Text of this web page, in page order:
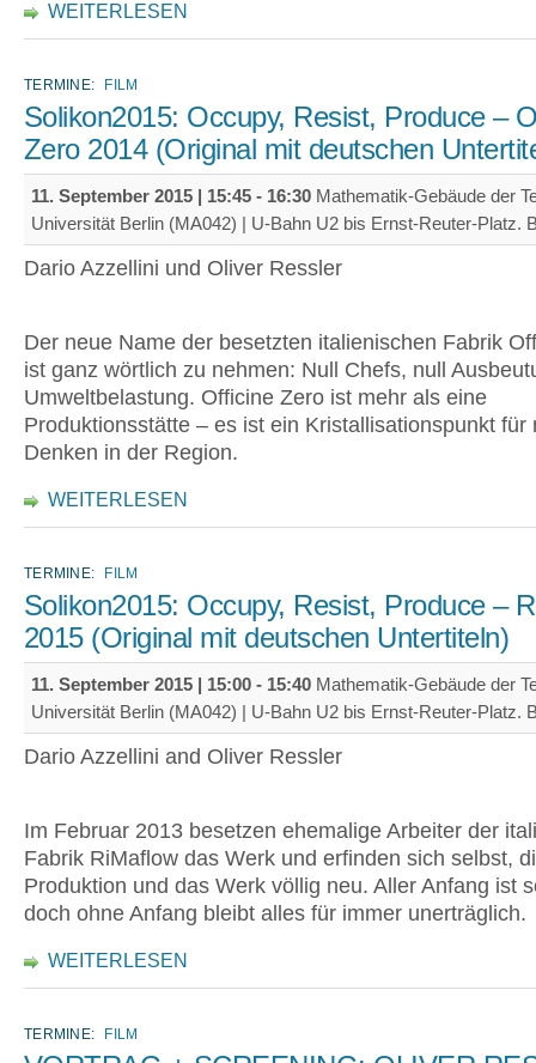
WEITERLESEN
TERMINE: FILM
Solikon2015: Occupy, Resist, Produce –
Zero 2014 (Original mit deutschen
11. September 2015 | 15:45 - 16:30 Mathematik-Gebäude der
Universität Berlin (MA042) | U-Bahn U2 bis Ernst-Reuter-Platz.
Dario Azzellini und Oliver Ressler
Der neue Name der besetzten italienischen Fabrik
ist ganz wörtlich zu nehmen: Null Chefs, null
Umweltbelastung. Officine Zero ist mehr als eine
Produktionsstätte – es ist ein Kristallisationspunkt für
Denken in der Region.
WEITERLESEN
TERMINE: FILM
Solikon2015: Occupy, Resist, Produce –
2015 (Original mit deutschen Untertiteln)
11. September 2015 | 15:00 - 15:40 Mathematik-Gebäude der
Universität Berlin (MA042) | U-Bahn U2 bis Ernst-Reuter-Platz.
Dario Azzellini and Oliver Ressler
Im Februar 2013 besetzen ehemalige Arbeiter der
Fabrik RiMaflow das Werk und erfinden sich selbst,
Produktion und das Werk völlig neu. Aller Anfang ist
doch ohne Anfang bleibt alles für immer unerträglich.
WEITERLESEN
TERMINE: FILM